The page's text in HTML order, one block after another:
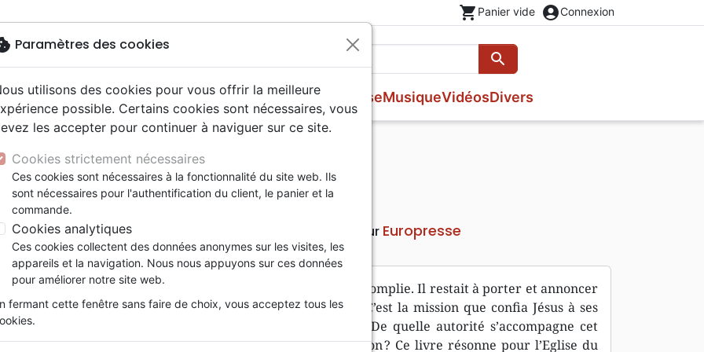
shopping_cart Panier vide account_circleConnexion
search
Rechercher
NouveautésBibles
courant
fondamental
Autres versions
Bibles d'étude
Bibles audio
Nouveaux Testaments
Livres
sectes
adoration, louange
Famille, couple
Personne, santé
Ethique, société, politique
Religions
Jeunesse
ans
Adolescents, jeunes
Enseignement jeunesse
Musique
de fête
Recueils et partitions
Vidéos
reportages
animés
Concerts, spectacles
Divers
Willow Tree
Objets cadeaux
Jeux
Fourres de Bible
TOUT LE MONDE...
ALLEZ PAR TOUT LE MONDE...
Référence Editeur Europresse
Description Détails du produit
L’oeuvre de rédemption était parfaitement accomplie. Il restait à porter et annoncer
la bonne nouvelle du salut au monde entier. C’est la mission que confia Jésus à ses
disciple. Mais, à qui s’adressent ces paroles ? De quelle autorité s’accompagne cet
ordre ? Accrédite-t-il tout effort d’évangélisation ? Ce livre résonne pour l’Eglise du
Paramètres des cookies
utilisons des cookies pour vous offrir la meilleure
possible. Certains cookies sont nécessaires, vous
les accepter pour continuer à naviguer sur ce site.
Cookies strictement nécessaires
Ces cookies sont nécessaires à la fonctionnalité du site web. Ils
sont nécessaires pour l'authentification du client, le panier et la
commande.
Cookies analytiques
Ces cookies collectent des données anonymes sur les visites, les
appareils et la navigation. Nous nous appuyons sur ces données
pour améliorer notre site web.
fermant cette fenêtre sans faire de choix, vous acceptez tous les